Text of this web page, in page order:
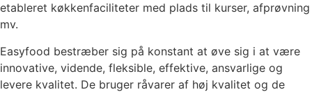
etableret køkkenfaciliteter med plads til kurser, afprøvning
mv.
Easyfood bestræber sig på konstant at øve sig i at være
innovative, vidende, fleksible, effektive, ansvarlige og
levere kvalitet. De bruger råvarer af høj kvalitet og de